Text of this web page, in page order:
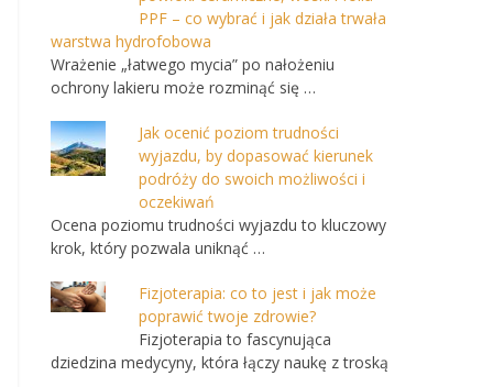
PPF – co wybrać i jak działa trwała
warstwa hydrofobowa
Wrażenie „łatwego mycia” po nałożeniu
ochrony lakieru może rozminąć się …
Jak ocenić poziom trudności
wyjazdu, by dopasować kierunek
podróży do swoich możliwości i
oczekiwań
Ocena poziomu trudności wyjazdu to kluczowy
krok, który pozwala uniknąć …
Fizjoterapia: co to jest i jak może
poprawić twoje zdrowie?
Fizjoterapia to fascynująca
dziedzina medycyny, która łączy naukę z troską